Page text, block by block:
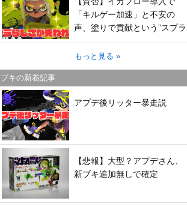
「キルゲー加速」と不安の
声、塗りで貢献という”スプラ
らしさ”は失われてしまうのか
もっと見る »
ブキの新着記事
アプデ後リッター暴走説
【悲報】大型？アプデさん、
新ブキ追加無しで確定